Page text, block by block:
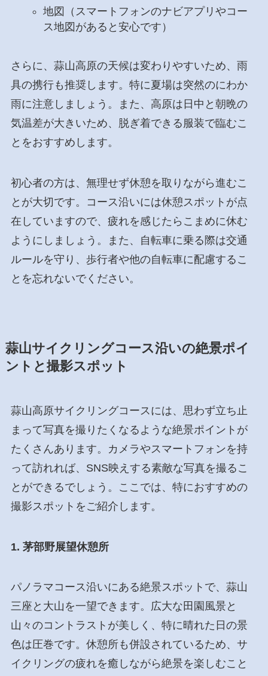
地図（スマートフォンのナビアプリやコー
ス地図があると安心です）
さらに、蒜山高原の天候は変わりやすいため、雨
具の携行も推奨します。特に夏場は突然のにわか
雨に注意しましょう。また、高原は日中と朝晩の
気温差が大きいため、脱ぎ着できる服装で臨むこ
とをおすすめします。
初心者の方は、無理せず休憩を取りながら進むこ
とが大切です。コース沿いには休憩スポットが点
在していますので、疲れを感じたらこまめに休む
ようにしましょう。また、自転車に乗る際は交通
ルールを守り、歩行者や他の自転車に配慮するこ
とを忘れないでください。
蒜山サイクリングコース沿いの絶景ポイ
ントと撮影スポット
蒜山高原サイクリングコースには、思わず立ち止
まって写真を撮りたくなるような絶景ポイントが
たくさんあります。カメラやスマートフォンを持
って訪れれば、SNS映えする素敵な写真を撮るこ
とができるでしょう。ここでは、特におすすめの
撮影スポットをご紹介します。
1. 茅部野展望休憩所
パノラマコース沿いにある絶景スポットで、蒜山
三座と大山を一望できます。広大な田園風景と
山々のコントラストが美しく、特に晴れた日の景
色は圧巻です。休憩所も併設されているため、サ
イクリングの疲れを癒しながら絶景を楽しむこと